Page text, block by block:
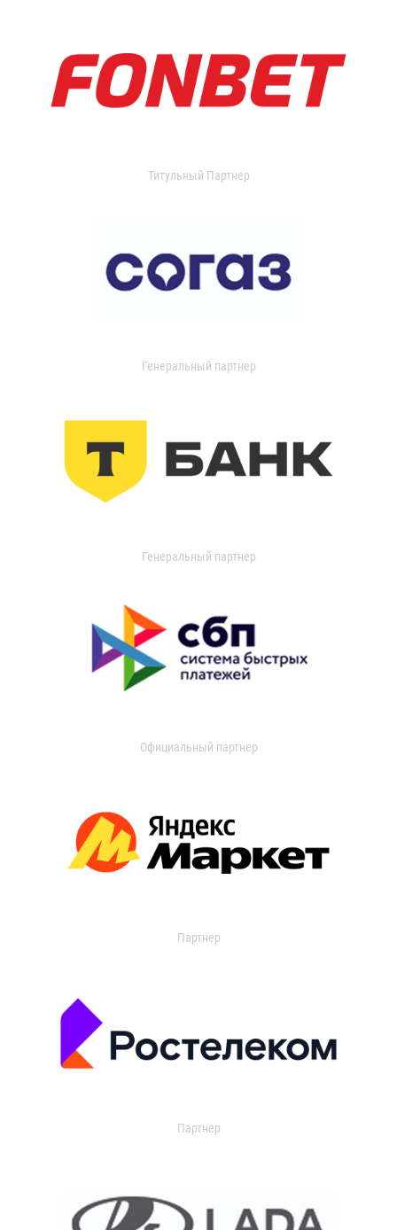
Титульный Партнер
Генеральный партнер
Генеральный партнер
Официальный партнер
Партнер
Партнер